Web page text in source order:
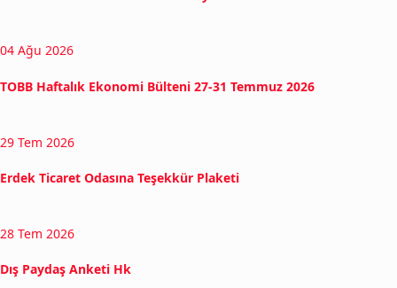
04 Ağu 2026
TOBB Haftalık Ekonomi Bülteni 27-31 Temmuz 2026
29 Tem 2026
Erdek Ticaret Odasına Teşekkür Plaketi
28 Tem 2026
Dış Paydaş Anketi Hk